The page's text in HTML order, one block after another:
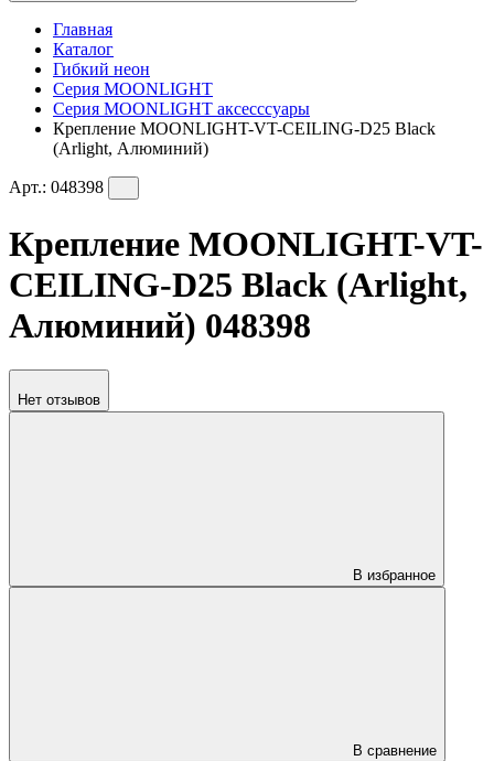
Главная
Каталог
Гибкий неон
Серия MOONLIGHT
Серия MOONLIGHT аксесссуары
Крепление MOONLIGHT-VT-CEILING-D25 Black
(Arlight, Алюминий)
Арт.: 048398
Крепление MOONLIGHT-VT-
CEILING-D25 Black (Arlight,
Алюминий) 048398
Нет отзывов
В избранное
В сравнение